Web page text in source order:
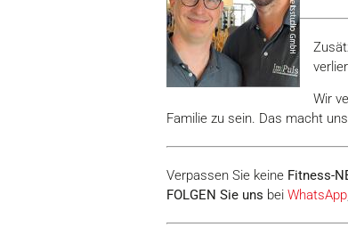
Wir
Familie zu sein. Das macht
Verpassen Sie keine Fitness-
FOLGEN Sie uns bei WhatsApp